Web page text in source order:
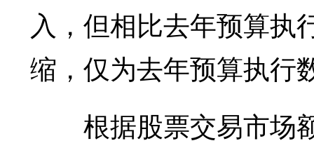
入，但相比去年预算执
缩，仅为去年预算执行
根据股票交易市场